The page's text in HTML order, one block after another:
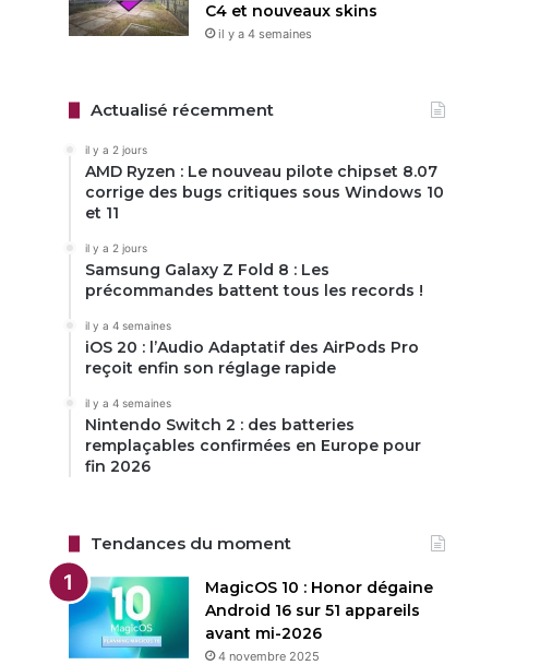
C4 et nouveaux skins
il y a 4 semaines
Actualisé récemment
il y a 2 jours
AMD Ryzen : Le nouveau pilote chipset 8.07
corrige des bugs critiques sous Windows 10
et 11
il y a 2 jours
Samsung Galaxy Z Fold 8 : Les
précommandes battent tous les records !
il y a 4 semaines
iOS 20 : l’Audio Adaptatif des AirPods Pro
reçoit enfin son réglage rapide
il y a 4 semaines
Nintendo Switch 2 : des batteries
remplaçables confirmées en Europe pour
fin 2026
Tendances du moment
MagicOS 10 : Honor dégaine
Android 16 sur 51 appareils
avant mi-2026
4 novembre 2025